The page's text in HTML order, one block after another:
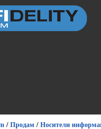
/ Продам / Носители